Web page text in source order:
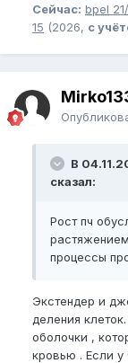
Сейчас: bpel
15 (2026, с
В
сказал:
Рост пч
процессы
Экстендер и
деления
оболочки ,
кровью . Если у